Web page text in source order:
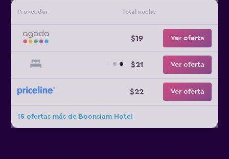
Proveedor Total noche
$19 Ver oferta
$21 Ver oferta
$22 Ver oferta
15 ofertas más de Boonsiam Hotel